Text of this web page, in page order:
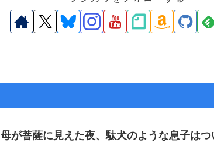
母が菩薩に見えた夜、駄犬のような息子は